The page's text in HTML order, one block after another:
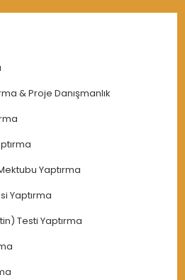
& Proje Danışmanlık
Yaptırma
Yaptırma
Testi Yaptırma